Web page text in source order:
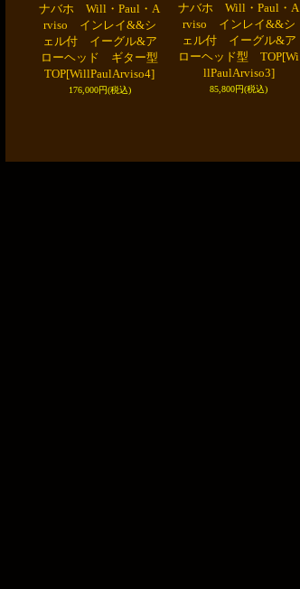
ナバホ Will・Paul・A
rviso インレイ&&シ
ェル付 イーグル&ア
ローヘッド ギター型
TOP[WillPaulArviso4]
176,000円(税込)
ナバホ Will・Paul・A
rviso インレイ&&シ
ェル付 イーグル&ア
ローヘッド型 TOP[Wi
llPaulArviso3]
85,800円(税込)